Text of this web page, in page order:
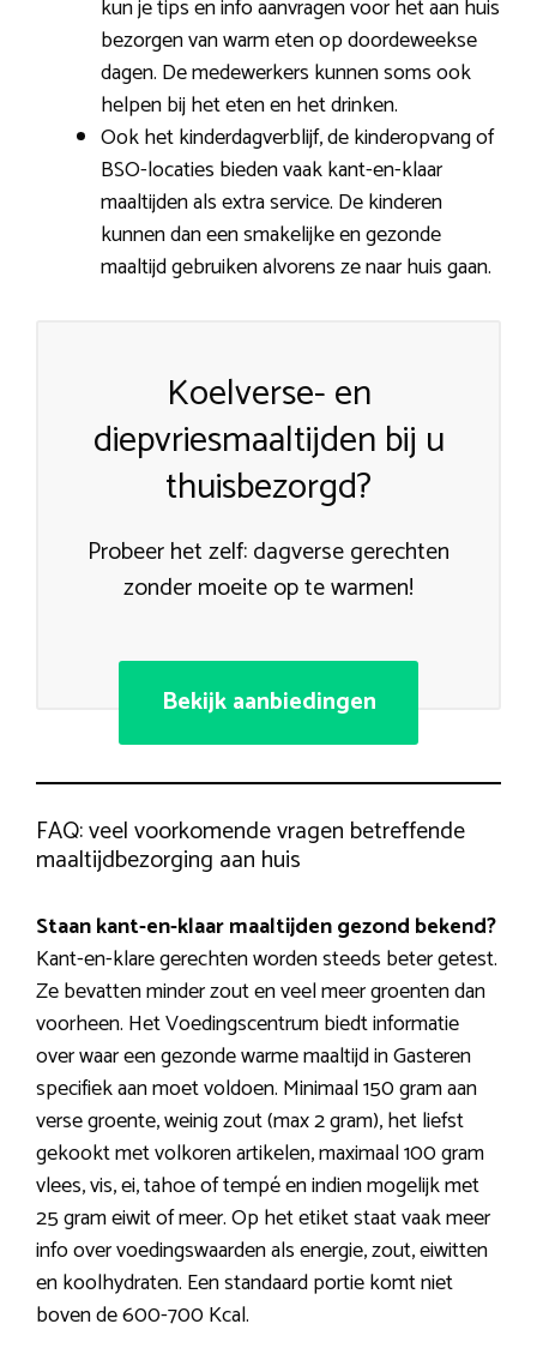
kun je tips en info aanvragen voor het aan huis
bezorgen van warm eten op doordeweekse
dagen. De medewerkers kunnen soms ook
helpen bij het eten en het drinken.
Ook het kinderdagverblijf, de kinderopvang of
BSO-locaties bieden vaak kant-en-klaar
maaltijden als extra service. De kinderen
kunnen dan een smakelijke en gezonde
maaltijd gebruiken alvorens ze naar huis gaan.
Koelverse- en
diepvriesmaaltijden bij u
thuisbezorgd?
Probeer het zelf: dagverse gerechten
zonder moeite op te warmen!
Bekijk aanbiedingen
FAQ: veel voorkomende vragen betreffende
maaltijdbezorging aan huis
Staan kant-en-klaar maaltijden gezond bekend?
Kant-en-klare gerechten worden steeds beter getest.
Ze bevatten minder zout en veel meer groenten dan
voorheen. Het Voedingscentrum biedt informatie
over waar een gezonde warme maaltijd in Gasteren
specifiek aan moet voldoen. Minimaal 150 gram aan
verse groente, weinig zout (max 2 gram), het liefst
gekookt met volkoren artikelen, maximaal 100 gram
vlees, vis, ei, tahoe of tempé en indien mogelijk met
25 gram eiwit of meer. Op het etiket staat vaak meer
info over voedingswaarden als energie, zout, eiwitten
en koolhydraten. Een standaard portie komt niet
boven de 600-700 Kcal.